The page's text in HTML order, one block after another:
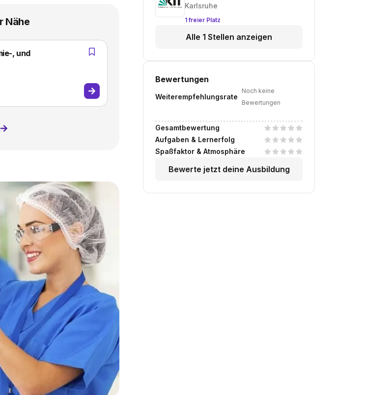
Nähe
, und
Karlsruhe
1 freier Platz
Alle 1 Stellen anzeigen
Bewertungen
Weiterempfehlungsrate
Noch keine
Bewertungen
Gesamtbewertung
Aufgaben & Lernerfolg
Spaßfaktor & Atmosphäre
Bewerte jetzt deine Ausbildung